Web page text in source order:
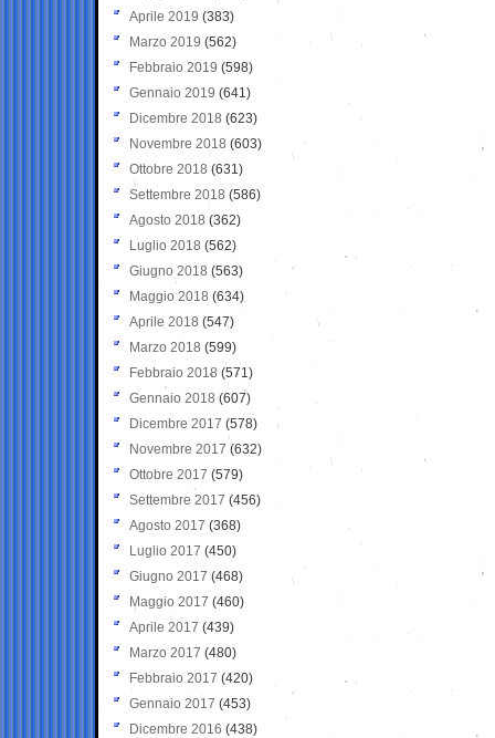
Aprile 2019 (383)
Marzo 2019 (562)
Febbraio 2019 (598)
Gennaio 2019 (641)
Dicembre 2018 (623)
Novembre 2018 (603)
Ottobre 2018 (631)
Settembre 2018 (586)
Agosto 2018 (362)
Luglio 2018 (562)
Giugno 2018 (563)
Maggio 2018 (634)
Aprile 2018 (547)
Marzo 2018 (599)
Febbraio 2018 (571)
Gennaio 2018 (607)
Dicembre 2017 (578)
Novembre 2017 (632)
Ottobre 2017 (579)
Settembre 2017 (456)
Agosto 2017 (368)
Luglio 2017 (450)
Giugno 2017 (468)
Maggio 2017 (460)
Aprile 2017 (439)
Marzo 2017 (480)
Febbraio 2017 (420)
Gennaio 2017 (453)
Dicembre 2016 (438)